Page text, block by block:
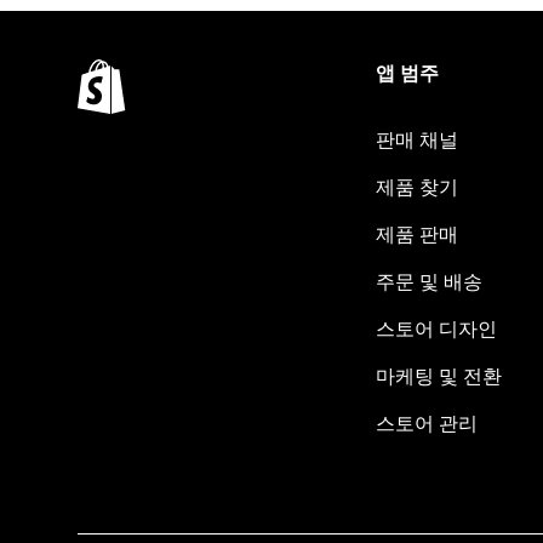
앱 범주
판매 채널
제품 찾기
제품 판매
주문 및 배송
스토어 디자인
마케팅 및 전환
스토어 관리